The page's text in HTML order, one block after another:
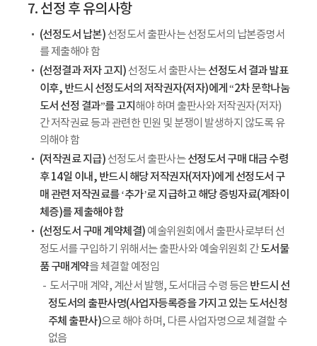
7. 선정 후 유의사항
(선정도서 납본) 선정도서 출판사는 선정도서의 납본증명서
를 제출해야 함
(선정결과 저자 고지) 선정도서 출판사는선정도서 결과 발표
이후, 반드시 선정도서의 저작권자(저자)에게 “2차 문학나눔
도서 선정 결과”를 고지 해야 하며 출판사와 저작권자(저자)
간 저작권료 등과 관련한 민원 및 분쟁이 발생하지 않도록 유
의해야 함
(저작권료 지급) 선정도서 출판사는선정도서 구매 대금 수령
후 14일 이내, 반드시 해당 저작권자(저자)에게 선정도서 구
매 관련 저작권료를 ‘추가’로 지급하고 해당 증빙자료(계좌이
체증)를 제출해야 함
(선정도서 구매 계약체결) 예술위원회에서 출판사로부터 선
정도서를 구입하기 위해서는 출판사와 예술위원회 간도서물
품 구매계약을 체결할 예정임
도서구매 계약, 계산서 발행, 도서대금 수령 등은반드시 선
정도서의 출판사명(사업자등록증을 가지고 있는 도서신청
주체 출판사)으로 해야 하며, 다른 사업자명으로 체결할 수
없음